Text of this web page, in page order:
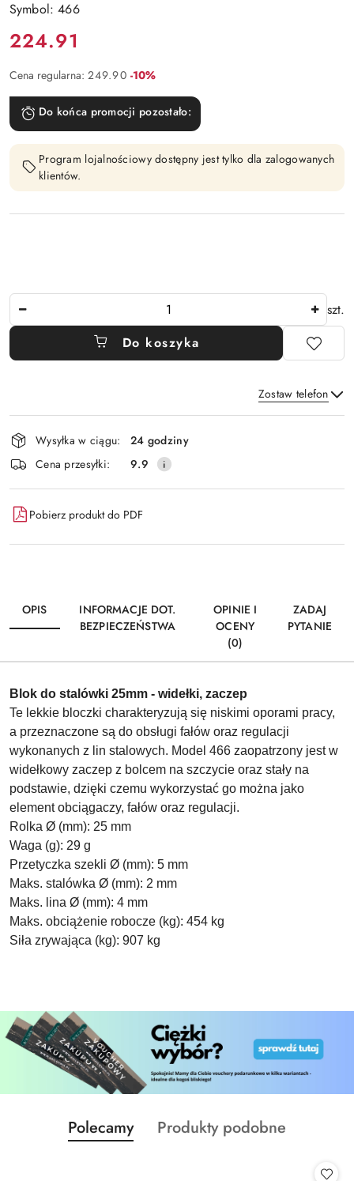
Symbol: 466
Cena:
224.91
Cena regularna: 249.90 Rabat:
-10%
Do końca promocji pozostało:
Program lojalnościowy dostępny jest tylko dla zalogowanych
klientów.
szt.
Do koszyka
Zostaw telefon
Wyślij
Dostępność
i
dostawa
Wysyłka w ciągu:
24 godziny
Cena przesyłki:
9.9
Pobierz produkt do PDF
OPIS
INFORMACJE DOT.
BEZPIECZEŃSTWA
OPINIE I
OCENY
(0)
ZADAJ
PYTANIE
Blok do stalówki 25mm - widełki, zaczep
Te lekkie bloczki charakteryzują się niskimi oporami pracy,
a przeznaczone są do obsługi fałów oraz regulacji
wykonanych z lin stalowych. Model 466 zaopatrzony jest w
widełkowy zaczep z bolcem na szczycie oraz stały na
podstawie, dzięki czemu wykorzystać go można jako
element obciągaczy, fałów oraz regulacji.
Rolka Ø (mm): 25 mm
Waga (g): 29 g
Przetyczka szekli Ø (mm): 5 mm
Maks. stalówka Ø (mm): 2 mm
Maks. lina Ø (mm): 4 mm
Maks. obciążenie robocze (kg): 454 kg
Siła zrywająca (kg): 907 kg
Pomiń karuzelę produktów
Produkty
o
Polecamy
Produkty
Produkty podobne